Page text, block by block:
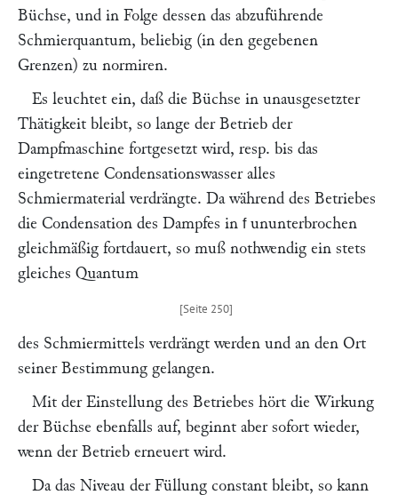
Büchse, und in Folge dessen das abzuführende
Schmierquantum, beliebig (in den gegebenen
Grenzen) zu normiren.
Es leuchtet ein, daß die Büchse in unausgesetzter
Thätigkeit bleibt, so lange der Betrieb der
Dampfmaschine fortgesetzt wird, resp. bis das
eingetretene Condensationswasser alles
Schmiermaterial verdrängte. Da während des Betriebes
die Condensation des Dampfes in fununterbrochen
gleichmäßig fortdauert, so muß nothwendig ein stets
gleiches Quantum
des Schmiermittels verdrängt werden und an den Ort
seiner Bestimmung gelangen.
Mit der Einstellung des Betriebes hört die Wirkung
der Büchse ebenfalls auf, beginnt aber sofort wieder,
wenn der Betrieb erneuert wird.
Da das Niveau der Füllung constant bleibt, so kann